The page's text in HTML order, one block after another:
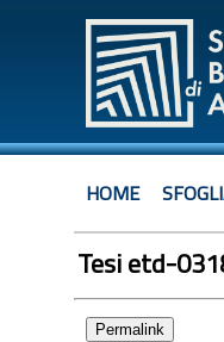
HOME
Tesi etd-
Permalink